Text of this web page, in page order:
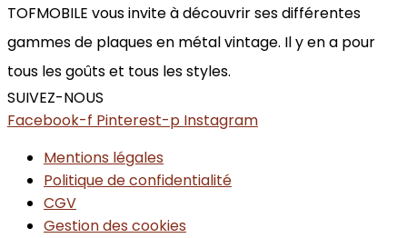
TOFMOBILE vous invite à découvrir ses différentes
gammes de plaques en métal vintage. Il y en a pour
tous les goûts et tous les styles.
SUIVEZ-NOUS
Facebook-f Pinterest-p Instagram
Mentions légales
Politique de confidentialité
CGV
Gestion des cookies